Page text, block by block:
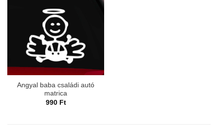
Angyal baba családi autó
matrica
990 Ft